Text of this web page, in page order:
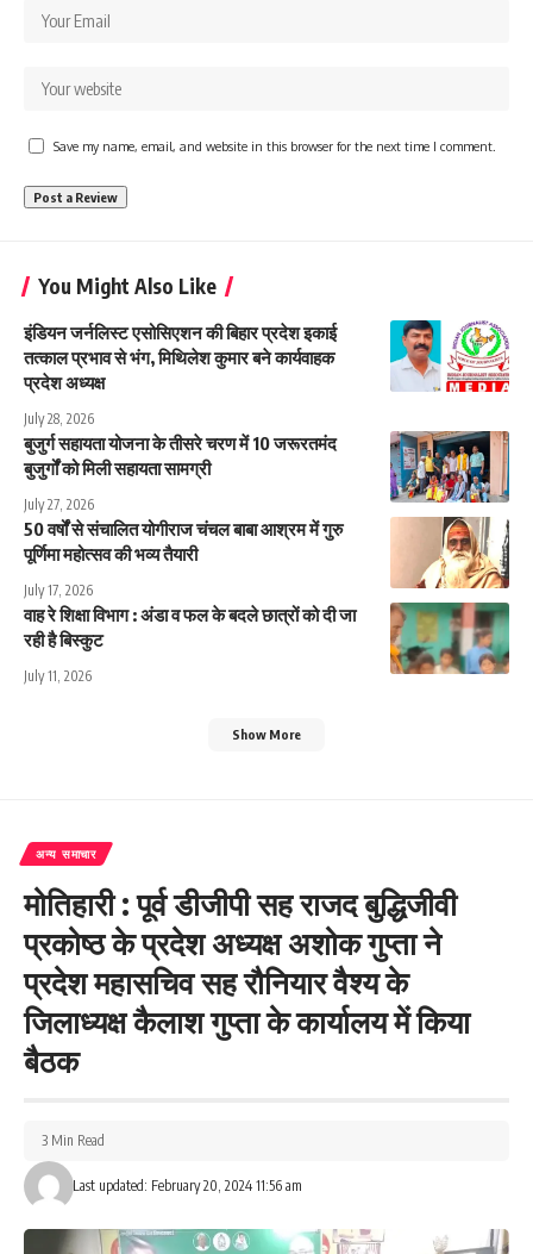
Save my name, email, and website in this browser for the next time I comment.
You Might Also Like
इंडियन जर्नलिस्ट एसोसिएशन की बिहार प्रदेश इकाई
तत्काल प्रभाव से भंग, मिथिलेश कुमार बने कार्यवाहक
प्रदेश अध्यक्ष
July 28, 2026
बुजुर्ग सहायता योजना के तीसरे चरण में 10 जरूरतमंद
बुजुर्गों को मिली सहायता सामग्री
July 27, 2026
50 वर्षों से संचालित योगीराज चंचल बाबा आश्रम में गुरु
पूर्णिमा महोत्सव की भव्य तैयारी
July 17, 2026
वाह रे शिक्षा विभाग : अंडा व फल के बदले छात्रों को दी जा
रही है बिस्कुट
July 11, 2026
Show More
अन्य समाचार
मोतिहारी : पूर्व डीजीपी सह राजद बुद्धिजीवी
प्रकोष्ठ के प्रदेश अध्यक्ष अशोक गुप्ता ने
प्रदेश महासचिव सह रौनियार वैश्य के
जिलाध्यक्ष कैलाश गुप्ता के कार्यालय में किया
बैठक
Last updated: February 20, 2024 11:56 am
3 Min Read